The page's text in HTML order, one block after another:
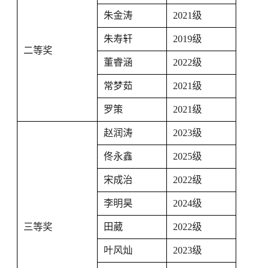
二等奖
朱金涛 2021级
朱寿轩 2019级
董睿涵 2022级
常梦茹 2021级
罗策 2021级
三等奖
赵润涛 2023级
佟永鑫 2025级
宋成治 2022级
李明昊 2024级
田葳 2022级
叶风灿 2023级